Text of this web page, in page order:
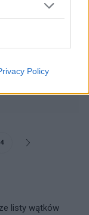
Policy
4
listy wątków